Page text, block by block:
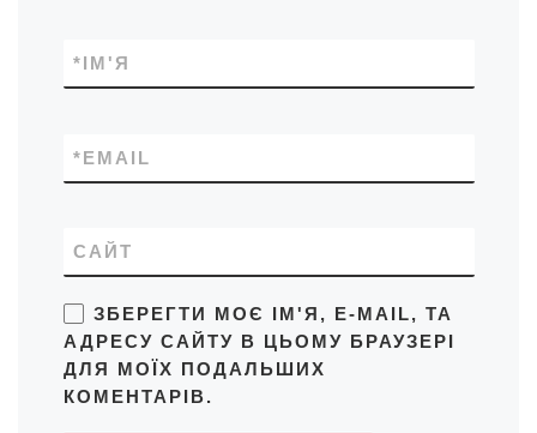
ІМ'Я
*
EMAIL
*
САЙТ
ЗБЕРЕГТИ МОЄ ІМ'Я, E-MAIL, ТА
АДРЕСУ САЙТУ В ЦЬОМУ БРАУЗЕРІ
ДЛЯ МОЇХ ПОДАЛЬШИХ
КОМЕНТАРІВ.